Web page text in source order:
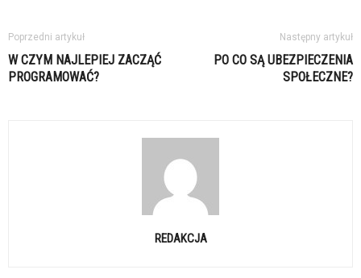
Poprzedni artykuł
W CZYM NAJLEPIEJ ZACZĄĆ
PROGRAMOWAĆ?
Następny artykuł
PO CO SĄ UBEZPIECZENIA
SPOŁECZNE?
REDAKCJA